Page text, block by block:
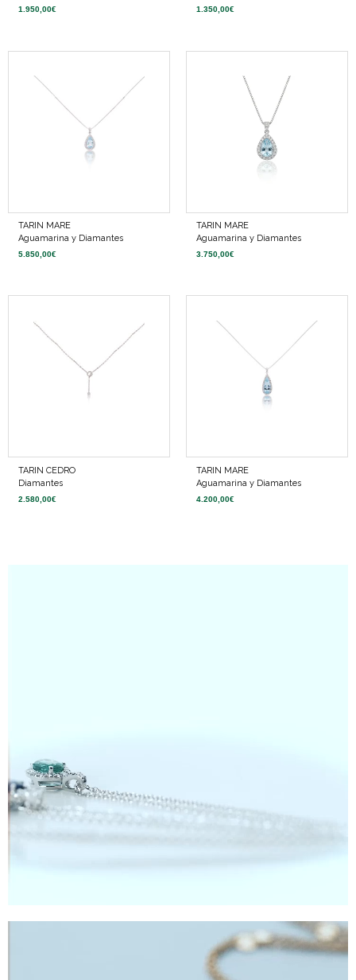
1.950,00€ 1.350,00€
TARIN MARE
Aguamarina y Diamantes
5.850,00€
TARIN MARE
Aguamarina y Diamantes
3.750,00€
TARIN CEDRO
Diamantes
2.580,00€
TARIN MARE
Aguamarina y Diamantes
4.200,00€